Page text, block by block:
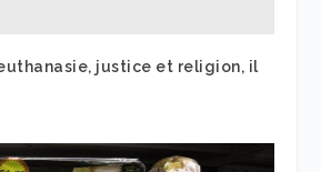
justice et religion, il